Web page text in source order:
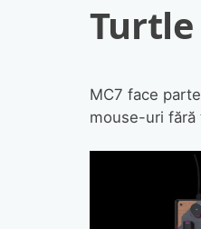
MC7 face
mouse-uri fără